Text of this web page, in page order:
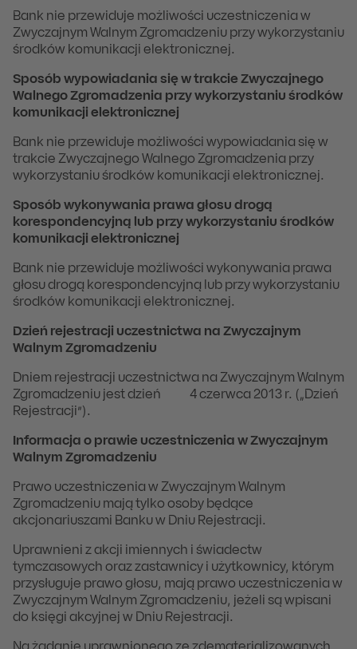
Bank nie przewiduje możliwości uczestniczenia w
Zwyczajnym Walnym Zgromadzeniu przy wykorzystaniu
środków komunikacji elektronicznej.
Sposób wypowiadania się w trakcie Zwyczajnego
Walnego Zgromadzenia przy wykorzystaniu środków
komunikacji elektronicznej
Bank nie przewiduje możliwości wypowiadania się w
trakcie Zwyczajnego Walnego Zgromadzenia przy
wykorzystaniu środków komunikacji elektronicznej.
Sposób wykonywania prawa głosu drogą
korespondencyjną lub przy wykorzystaniu środków
komunikacji elektronicznej
Bank nie przewiduje możliwości wykonywania prawa
głosu drogą korespondencyjną lub przy wykorzystaniu
środków komunikacji elektronicznej.
Dzień rejestracji uczestnictwa na Zwyczajnym
Walnym Zgromadzeniu
Dniem rejestracji uczestnictwa na Zwyczajnym Walnym
Zgromadzeniu jest dzień 4 czerwca 2013 r. („Dzień
Rejestracji”).
Informacja o prawie uczestniczenia w Zwyczajnym
Walnym Zgromadzeniu
Prawo uczestniczenia w Zwyczajnym Walnym
Zgromadzeniu mają tylko osoby będące
akcjonariuszami Banku w Dniu Rejestracji.
Uprawnieni z akcji imiennych i świadectw
tymczasowych oraz zastawnicy i użytkownicy, którym
przysługuje prawo głosu, mają prawo uczestniczenia w
Zwyczajnym Walnym Zgromadzeniu, jeżeli są wpisani
do księgi akcyjnej w Dniu Rejestracji.